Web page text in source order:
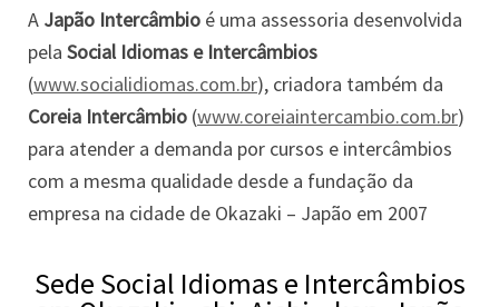
A Japão Intercâmbio é uma assessoria desenvolvida
pela Social Idiomas e Intercâmbios
(www.socialidiomas.com.br), criadora também da
Coreia Intercâmbio (www.coreiaintercambio.com.br)
para atender a demanda por cursos e intercâmbios
com a mesma qualidade desde a fundação da
empresa na cidade de Okazaki – Japão em 2007
Sede Social Idiomas e Intercâmbios